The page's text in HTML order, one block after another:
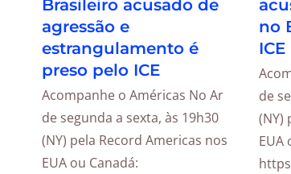
Brasileiro acusado de
agressão e
estrangulamento é
preso pelo ICE
Acompanhe o Américas No Ar
de segunda a sexta, às 19h30
(NY) pela Record Americas nos
EUA ou Canadá:
no
de
(NY)
EUA